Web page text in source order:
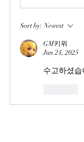
Sort by: Newest
GM키위
Jun 24, 2025
수고하셨습